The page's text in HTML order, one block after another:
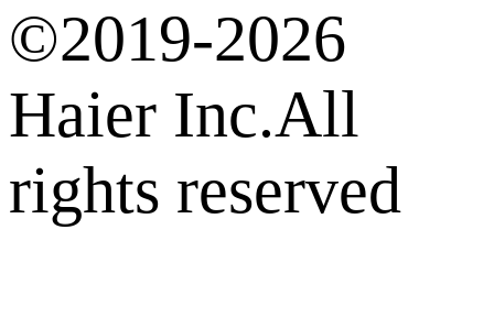
©2019-2026
Haier Inc.All
rights reserved